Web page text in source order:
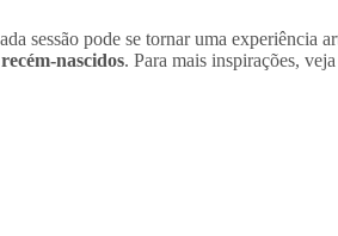
sessão pode se tornar uma
nascidos. Para mais inspirações,